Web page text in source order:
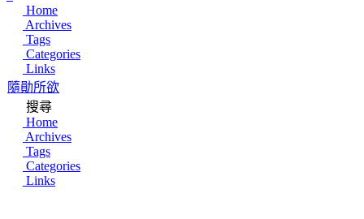
Home
Archives
Tags
Categories
Links
隨勛所欲
搜尋
Home
Archives
Tags
Categories
Links